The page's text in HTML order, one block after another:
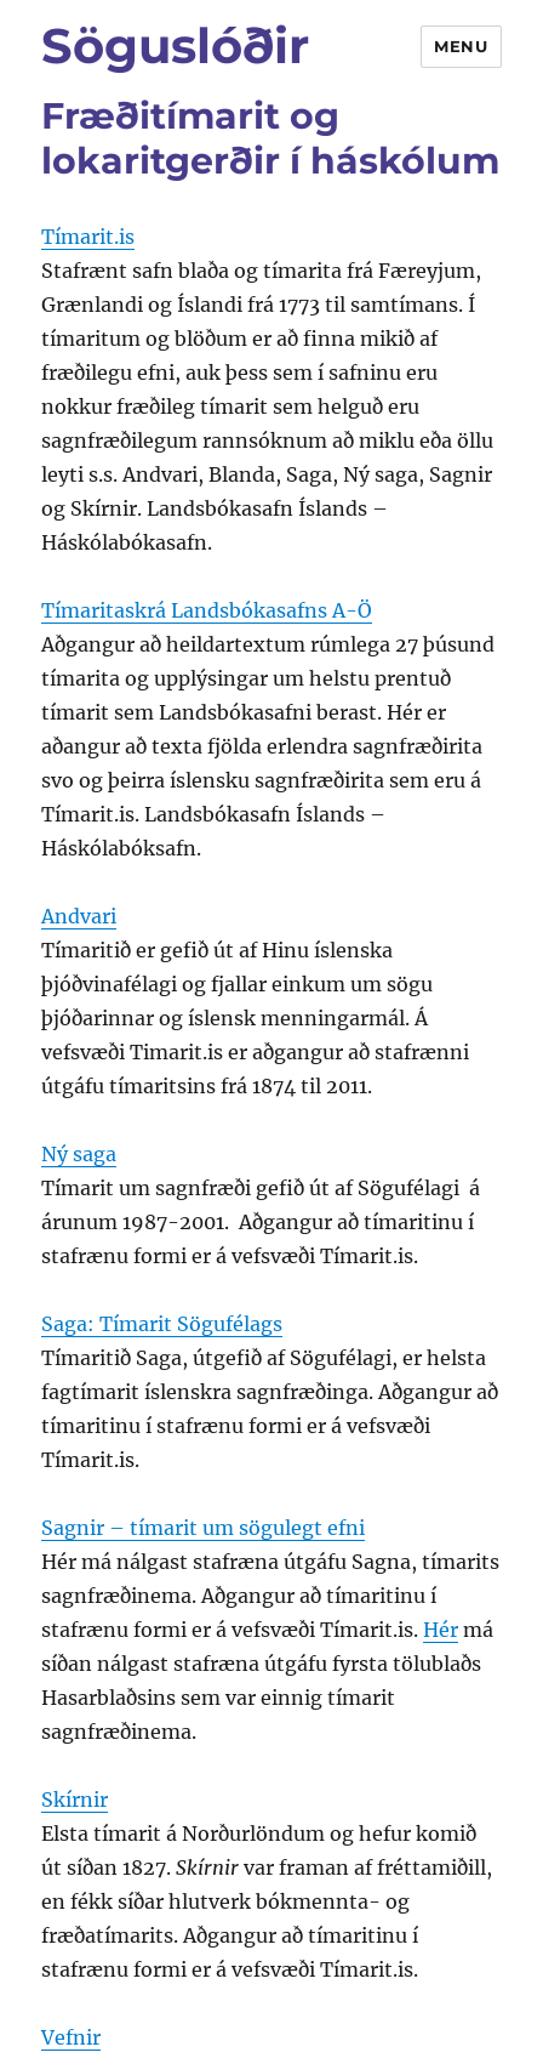
Söguslóðir MENU
Fræðitímarit og
lokaritgerðir í háskólum
Tímarit.is
Stafrænt safn blaða og tímarita frá Færeyjum,
Grænlandi og Íslandi frá 1773 til samtímans. Í
tímaritum og blöðum er að finna mikið af
fræðilegu efni, auk þess sem í safninu eru
nokkur fræðileg tímarit sem helguð eru
sagnfræðilegum rannsóknum að miklu eða öllu
leyti s.s. Andvari, Blanda, Saga, Ný saga, Sagnir
og Skírnir. Landsbókasafn Íslands –
Háskólabókasafn.
Tímaritaskrá Landsbókasafns A-Ö
Aðgangur að heildartextum rúmlega 27 þúsund
tímarita og upplýsingar um helstu prentuð
tímarit sem Landsbókasafni berast. Hér er
aðangur að texta fjölda erlendra sagnfræðirita
svo og þeirra íslensku sagnfræðirita sem eru á
Tímarit.is. Landsbókasafn Íslands –
Háskólabóksafn.
Andvari
Tímaritið er gefið út af Hinu íslenska
þjóðvinafélagi og fjallar einkum um sögu
þjóðarinnar og íslensk menningarmál. Á
vefsvæði Timarit.is er aðgangur að stafrænni
útgáfu tímaritsins frá 1874 til 2011.
Ný saga
Tímarit um sagnfræði gefið út af Sögufélagi á
árunum 1987-2001. Aðgangur að tímaritinu í
stafrænu formi er á vefsvæði Tímarit.is.
Saga: Tímarit Sögufélags
Tímaritið Saga, útgefið af Sögufélagi, er helsta
fagtímarit íslenskra sagnfræðinga. Aðgangur að
tímaritinu í stafrænu formi er á vefsvæði
Tímarit.is.
Sagnir – tímarit um sögulegt efni
Hér má nálgast stafræna útgáfu Sagna, tímarits
sagnfræðinema. Aðgangur að tímaritinu í
stafrænu formi er á vefsvæði Tímarit.is.Hér má
síðan nálgast stafræna útgáfu fyrsta tölublaðs
Hasarblaðsins sem var einnig tímarit
sagnfræðinema.
Skírnir
Elsta tímarit á Norðurlöndum og hefur komið
út síðan 1827.Skírnir var framan af fréttamiðill,
en fékk síðar hlutverk bókmennta- og
fræðatímarits. Aðgangur að tímaritinu í
stafrænu formi er á vefsvæði Tímarit.is.
Vefnir